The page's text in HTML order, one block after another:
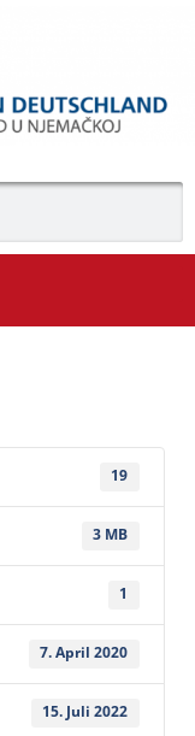
19
3 MB
1
7. April 2020
15. Juli 2022